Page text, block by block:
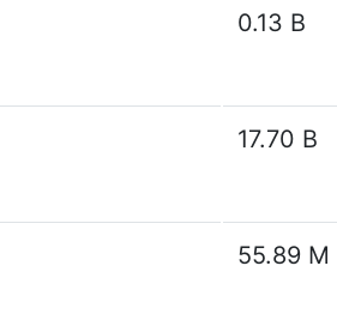
0.13 B
17.70 B
55.89 M